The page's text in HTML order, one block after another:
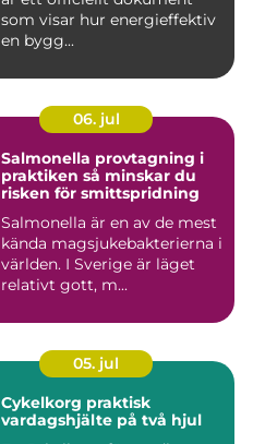
som visar hur energieffektiv
en bygg...
06. jul
Salmonella provtagning i
praktiken så minskar du
risken för smittspridning
Salmonella är en av de mest
kända magsjukebakterierna i
världen. I Sverige är läget
relativt gott, m...
05. jul
Cykelkorg praktisk
vardagshjälte på två hjul